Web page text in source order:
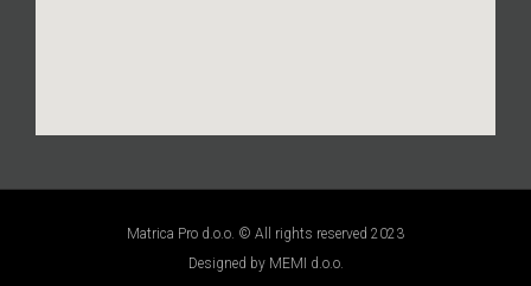
Matrica Pro d.o.o. © All rights reserved 2023
Designed by MEMI d.o.o.